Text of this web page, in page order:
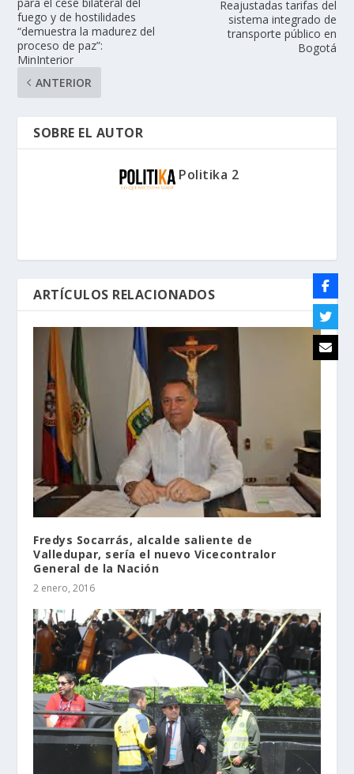
fuego y de hostilidades
“demuestra la madurez del
proceso de paz”:
MinInterior
ANTERIOR
Reajustadas tarifas del
sistema integrado de
transporte público en
Bogotá
SOBRE EL AUTOR
Politika 2
ARTÍCULOS RELACIONADOS
Fredys Socarrás, alcalde saliente de
Valledupar, sería el nuevo Vicecontralor
General de la Nación
2 enero, 2016